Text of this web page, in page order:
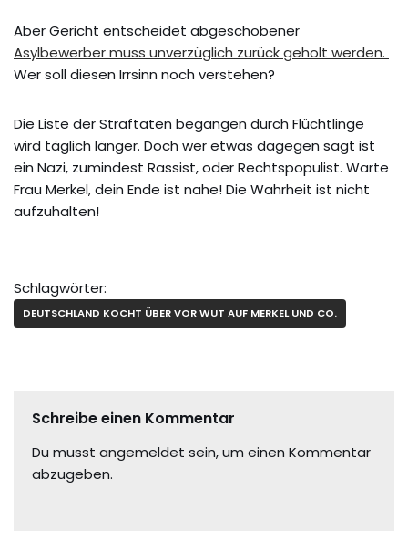
Aber Gericht entscheidet abgeschobener
Asylbewerber muss unverzüglich zurück geholt werden.
Wer soll diesen Irrsinn noch verstehen?
Die Liste der Straftaten begangen durch Flüchtlinge
wird täglich länger. Doch wer etwas dagegen sagt ist
ein Nazi, zumindest Rassist, oder Rechtspopulist. Warte
Frau Merkel, dein Ende ist nahe! Die Wahrheit ist nicht
aufzuhalten!
Schlagwörter:
DEUTSCHLAND KOCHT ÜBER VOR WUT AUF MERKEL UND CO.
Schreibe einen Kommentar
Du musst angemeldet sein, um einen Kommentar
abzugeben.